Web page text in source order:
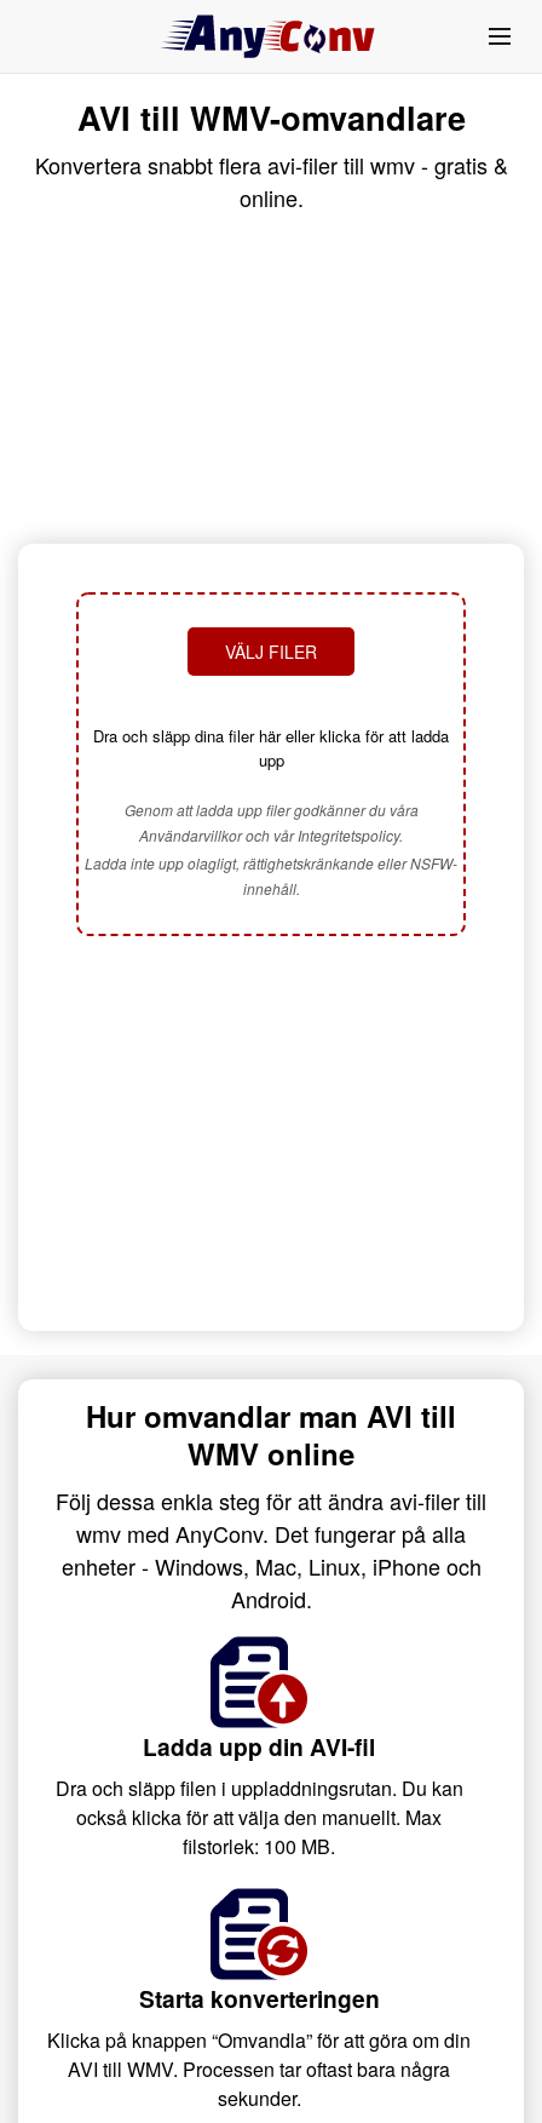
AVI till WMV-omvandlare
Konvertera snabbt flera avi-filer till wmv - gratis &
online.
VÄLJ FILER
Dra och släpp dina filer här eller klicka för att ladda
upp
Genom att ladda upp filer godkänner du våra
Användarvillkor och vår Integritetspolicy.
Ladda inte upp olagligt, rättighetskränkande eller NSFW-
innehåll.
Hur omvandlar man AVI till
WMV online
Följ dessa enkla steg för att ändra avi-filer till
wmv med AnyConv. Det fungerar på alla
enheter - Windows, Mac, Linux, iPhone och
Android.
Ladda upp din AVI-fil
Dra och släpp filen i uppladdningsrutan. Du kan
också klicka för att välja den manuellt. Max
filstorlek: 100 MB.
Starta konverteringen
Klicka på knappen “Omvandla” för att göra om din
AVI till WMV. Processen tar oftast bara några
sekunder.